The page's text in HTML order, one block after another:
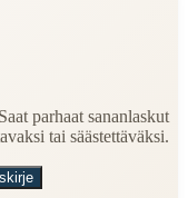
parhaat sananlaskut
tai säästettäväksi.